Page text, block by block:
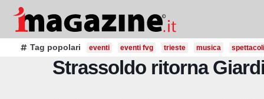
Salta
contenutoTag popolari eventi eventi fvg trieste musica spettacoli
Strassoldo ritorna